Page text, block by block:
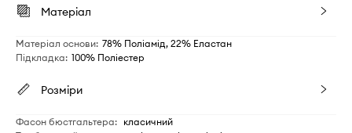
Матеріал
Матеріал основи: 78% Поліамід, 22% Еластан
Підкладка: 100% Поліестер
Розміри
Фасон бюстгальтера: класичний